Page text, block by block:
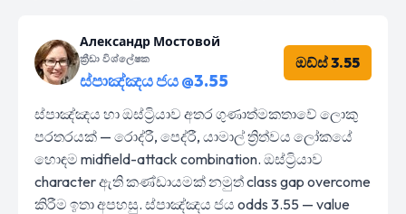
Александр Мостовой
ක්‍රීඩා විශ්ලේෂක
ස්පාඤ්ඤය ජය @3.55
ඔඩ්ස් 3.55
ස්පාඤ්ඤය හා ඔස්ට්‍රියාව අතර ගුණාත්මකතාවේ ලොකු
පරතරයක් — රොද්රී, පෙද්රී, යාමාල් ත්‍රිත්වය ලෝකයේ
හොඳම midfield-attack combination. ඔස්ට්‍රියාව
character ඇති කණ්ඩායමක් නමුත් class gap overcome
කිරීම ඉතා අපහසු. ස්පාඤ්ඤය ජය odds 3.55 — value